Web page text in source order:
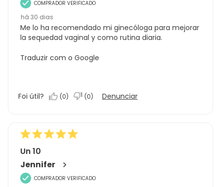
COMPRADOR VERIFICADO
há 30 dias
Me lo ha recomendado mi ginecóloga para mejorar
la sequedad vaginal y como rutina diaria.
Traduzir com o Google
Foi útil? (0) (0) Denunciar
Un 10
Jennifer
COMPRADOR VERIFICADO